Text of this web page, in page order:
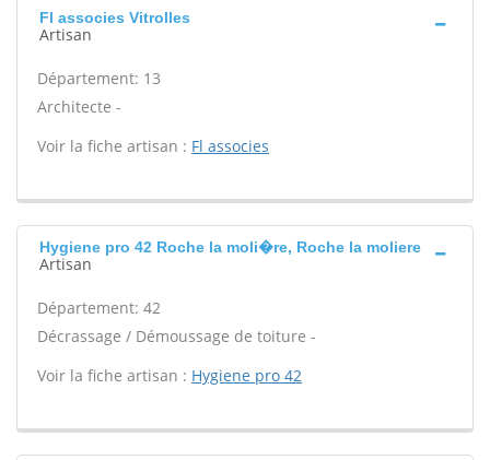
Fl associes Vitrolles
Artisan
Département: 13
Architecte -
Voir la fiche artisan : Fl associes
Hygiene pro 42 Roche la moli�re, Roche la moliere
Artisan
Département: 42
Décrassage / Démoussage de toiture -
Voir la fiche artisan : Hygiene pro 42